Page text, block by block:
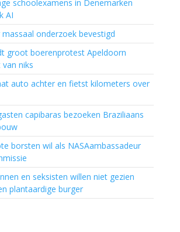
schoolexamens in Denemarken
AI
onderzoek bevestigd
groot boerenprotest Apeldoorn
niks
auto achter en fietst kilometers over
capibaras bezoeken Braziliaans
borsten wil als NASAambassadeur
en seksisten willen niet gezien
plantaardige burger